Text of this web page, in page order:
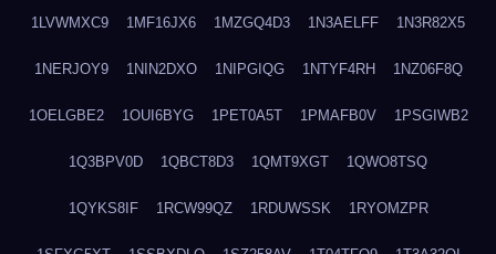
1LVWMXC9 1MF16JX6 1MZGQ4D3 1N3AELFF 1N3R82X5
1NERJOY9 1NIN2DXO 1NIPGIQG 1NTYF4RH 1NZ06F8Q
1OELGBE2 1OUI6BYG 1PET0A5T 1PMAFB0V 1PSGIWB2
1Q3BPV0D 1QBCT8D3 1QMT9XGT 1QWO8TSQ
1QYKS8IF 1RCW99QZ 1RDUWSSK 1RYOMZPR